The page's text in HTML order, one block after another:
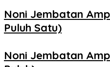
Noni Jembatan
Puluh Satu)
Noni Jembatan